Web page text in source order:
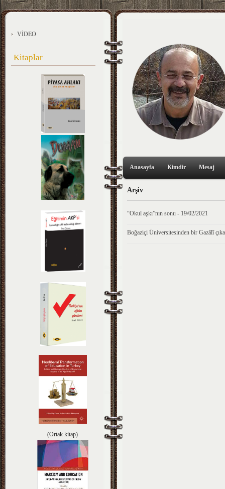
VİDEO
Kitaplar
(Ortak kitap)
Anasayfa Kimdir Mesaj
Arşiv
“Okul aşkı”nın sonu - 19/02/2021
Boğaziçi Üniversitesinden bir Gazâlî